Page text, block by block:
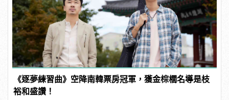
《逐夢練習曲》空降南韓票房冠軍，獲金棕櫚名導是枝
裕和盛讚！